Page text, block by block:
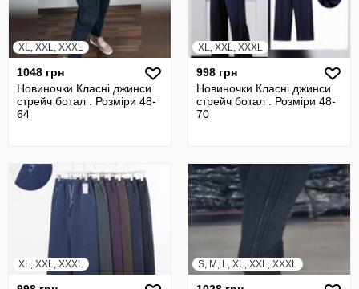
XL, XXL, XXXL
1048 грн
Новиночки Класні джинси
стрейч ботал . Розміри 48-
64
XL, XXL, XXXL
998 грн
Новиночки Класні джинси
стрейч ботал . Розміри 48-
70
XL, XXL, XXXL S, M, L, XL, XXL, XXXL